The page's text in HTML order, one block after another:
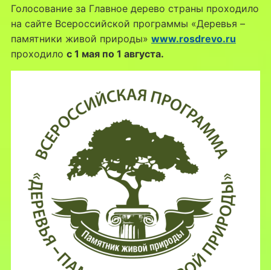
Голосование за Главное дерево страны проходило
на сайте Всероссийской программы «Деревья –
памятники живой природы» www.rosdrevo.ru
проходило с 1 мая по 1 августа.